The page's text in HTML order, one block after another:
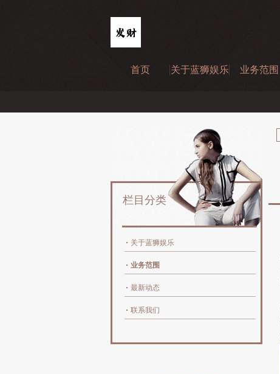
首页 关于蓝狮娱乐 业务范围
栏目分类
关于蓝狮娱乐
业务范围
最新动态
联系我们